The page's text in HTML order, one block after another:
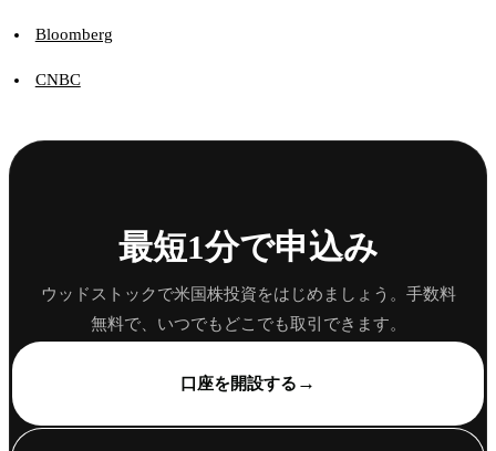
Bloomberg
CNBC
最短1分で申込み
ウッドストックで米国株投資をはじめましょう。手数料
無料で、いつでもどこでも取引できます。
口座を開設する →